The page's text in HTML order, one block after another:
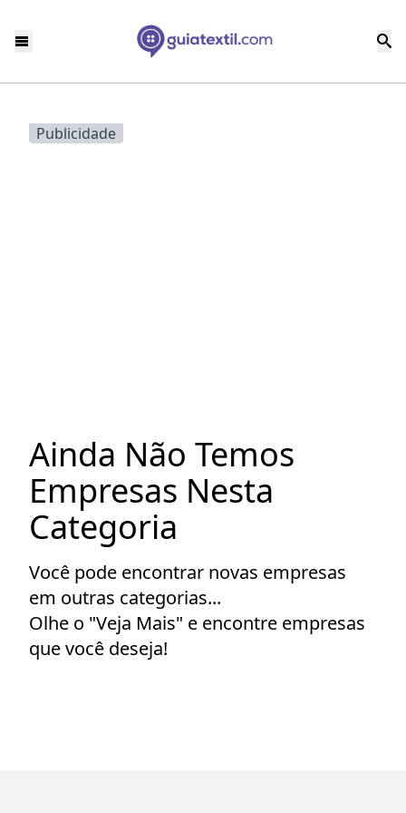
Publicidade
Ainda Não Temos
Empresas Nesta
Categoria
Você pode encontrar novas empresas
em outras categorias...
Olhe o "Veja Mais" e encontre empresas
que você deseja!